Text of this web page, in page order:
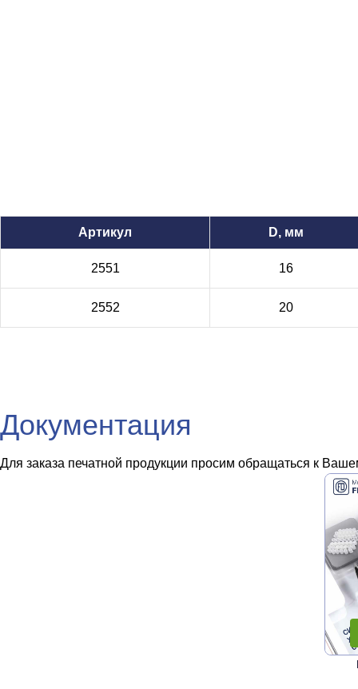
Артикул D, мм
2551 16
2552 20
Документация
Для заказа печатной продукции просим обращаться к